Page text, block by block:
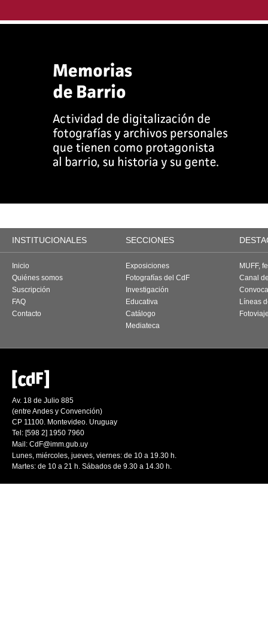
INSTITUCIONALES SECCIONES
Inicio
Quiénes somos
Suscripción
FAQ
Contacto
Exposiciones
Fotografías del CdF
Investigación
Educativa
Catálogo
Mediateca
MUFF,
Canal
Líneas
Av. 18 de Julio 885
(entre Andes y Convención)
CP 11100. Montevideo. Uruguay
Tel: [598 2] 1950 7960
Mail: CdF@imm.gub.uy
Lunes, miércoles, jueves, viernes: de 10 a 19.30 h.
Martes: de 10 a 21 h. Sábados de 9.30 a 14.30 h.